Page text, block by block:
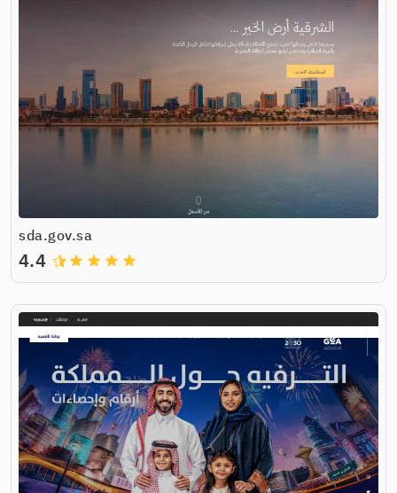
sda.gov.sa
grade
grade
grade
grade
4.4